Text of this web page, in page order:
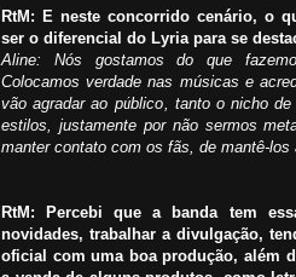
RtM: E neste concorrido cenário, o
ser o diferencial do Lyria para se
Aline: Nós gostamos do que
Colocamos verdade nas músicas e
vão agradar ao público, tanto o nicho
estilos, justamente por não sermos
manter contato com os fãs, de mantê-los
RtM: Percebi que a banda tem
novidades, trabalhar a divulgação,
oficial com uma boa produção, além